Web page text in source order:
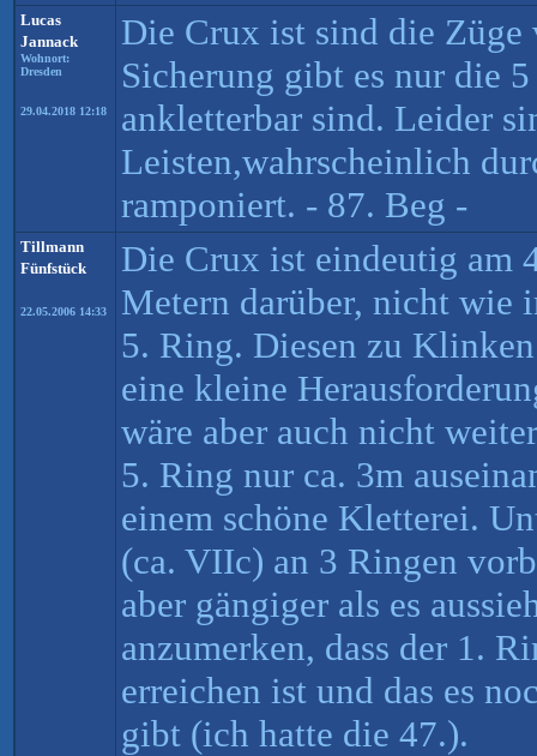
Lucas
Jannack
Wohnort:
Dresden
29.04.2018 12:18
Die Crux ist sind die Züge
Sicherung gibt es nur die
ankletterbar sind. Leider
Leisten,wahrscheinlich
ramponiert. - 87. Beg -
Tillmann
Fünfstück
22.05.2006 14:33
Die Crux ist eindeutig am
Metern darüber, nicht wie
5. Ring. Diesen zu
eine kleine
wäre aber auch nicht
5. Ring nur ca. 3m
einem schöne Kletterei.
(ca. VIIc) an 3 Ringen
aber gängiger als es
anzumerken, dass der 1.
erreichen ist und das es
gibt (ich hatte die 47.).